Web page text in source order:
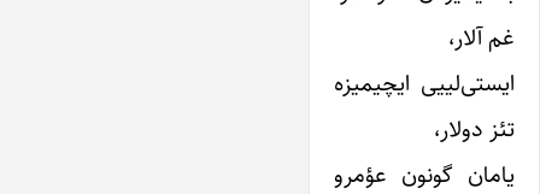
غم آلار،
ایستی‌لییی ایچیمیزه
تئز دولار،
یامان گونون عؤمرو